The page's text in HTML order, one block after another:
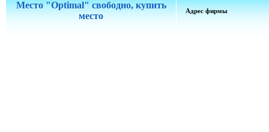
Место "Optimal" свободно, купить
место
Адрес фирмы